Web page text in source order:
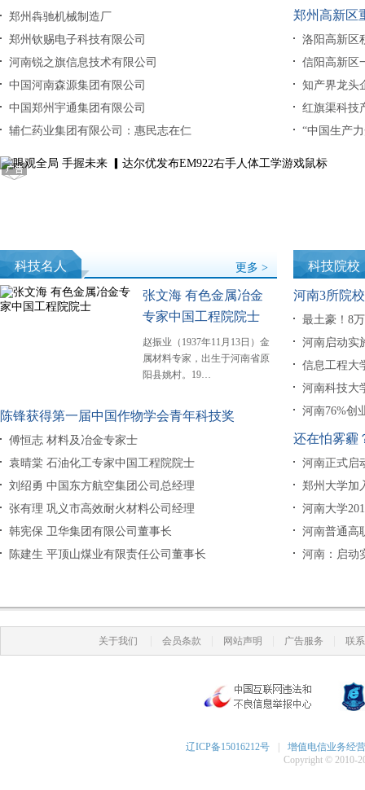
郑州犇驰机械制造厂
郑州钦赐电子科技有限公司
河南锐之旗信息技术有限公司
中国河南森源集团有限公司
中国郑州宇通集团有限公司
辅仁药业集团有限公司：惠民志在仁
郑州高新区
洛阳高新区
信阳高新区
知产界龙头
红旗渠科技
“中国生产
科技名人 更多 >
张文海 有色金属冶金
专家中国工程院院士
赵振业（1937年11月13日）金
属材料专家，出生于河南省原
阳县姚村。19…
陈锋获得第一届中国作物学会青年科技奖
傅恒志 材料及冶金专家士
袁晴棠 石油化工专家中国工程院院士
刘绍勇 中国东方航空集团公司总经理
张有理 巩义市高效耐火材料公司经理
韩宪保 卫华集团有限公司董事长
陈建生 平顶山煤业有限责任公司董事长
科技院校
河南3所院
最土豪！8
河南启动实
信息工程大
河南科技大
河南76%创
还在怕雾霾
河南正式启
郑州大学加
河南大学
河南普通高
河南：启动
关于我们 会员条款 网站声明 广告服务 联
辽ICP备15016212号
增值电信业务经
Copyright © 2010-